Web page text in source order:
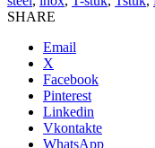
mm
aantal
SHARE
Email
X
Facebook
Pinterest
Linkedin
Vkontakte
WhatsApp